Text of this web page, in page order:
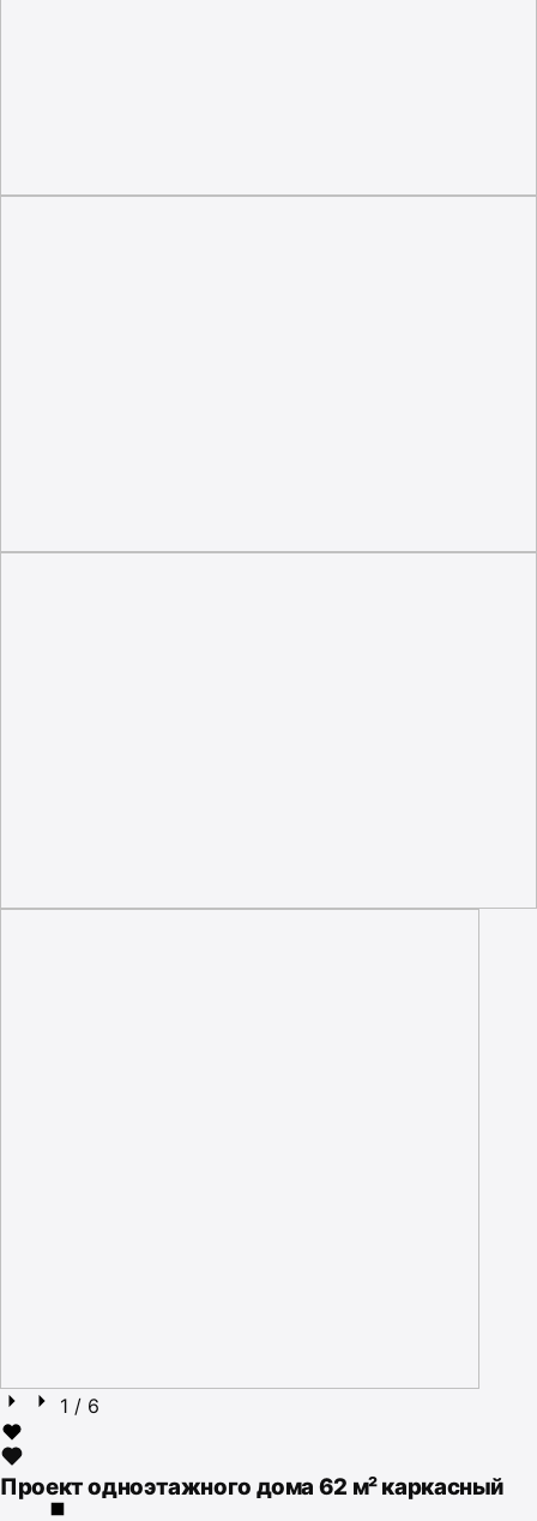
1 / 6
Проект одноэтажного дома 62 м² каркасный